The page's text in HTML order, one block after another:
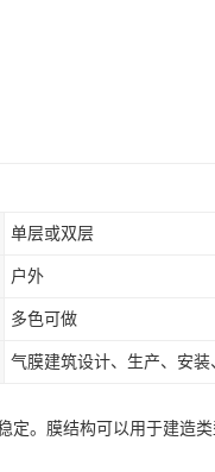
单层或双层
户外
多色可做
气膜建筑设计、生产、安装
。膜结构可以用于建造类